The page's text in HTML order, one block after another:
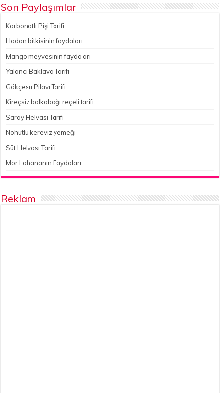
Son Paylaşımlar
Karbonatlı Pişi Tarifi
Hodan bitkisinin faydaları
Mango meyvesinin faydaları
Yalancı Baklava Tarifi
Gökçesu Pilavı Tarifi
Kireçsiz balkabağı reçeli tarifi
Saray Helvası Tarifi
Nohutlu kereviz yemeği
Süt Helvası Tarifi
Mor Lahananın Faydaları
Reklam